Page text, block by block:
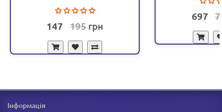
147 195
697
Інформація